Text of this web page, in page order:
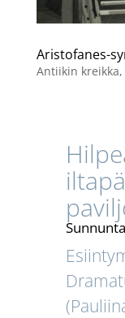
Aristofanes-
Antiikin kreikka,